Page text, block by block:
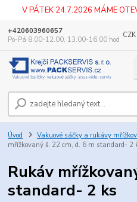
V PÁTEK 24.7.2026 MÁME
+420603960657
Po-Pá 8.00-12.00, 13.00-16.00 hod
Úvod Vakuové sáčky a rukávy
mřížkovaný š. 22 cm, d. 6 m standard- 2
Rukáv
standard- 2 ks